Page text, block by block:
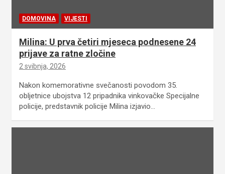
DOMOVINA VIJESTI
Milina: U prva četiri mjeseca podnesene 24
prijave za ratne zločine
2 svibnja, 2026
Nakon komemorativne svečanosti povodom 35.
obljetnice ubojstva 12 pripadnika vinkovačke Specijalne
policije, predstavnik policije Milina izjavio…